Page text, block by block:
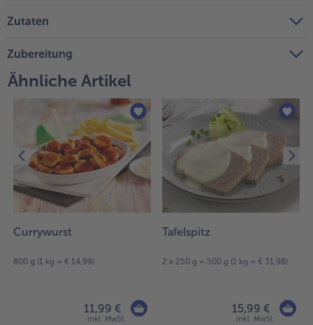
Zutaten
Zubereitung
Ähnliche Artikel
Currywurst
800 g (1 kg = € 14,99)
11,99 €
inkl. MwSt.
Tafelspitz
2 x 250 g = 500 g (1 kg = € 31,98)
15,99 €
inkl. MwSt.